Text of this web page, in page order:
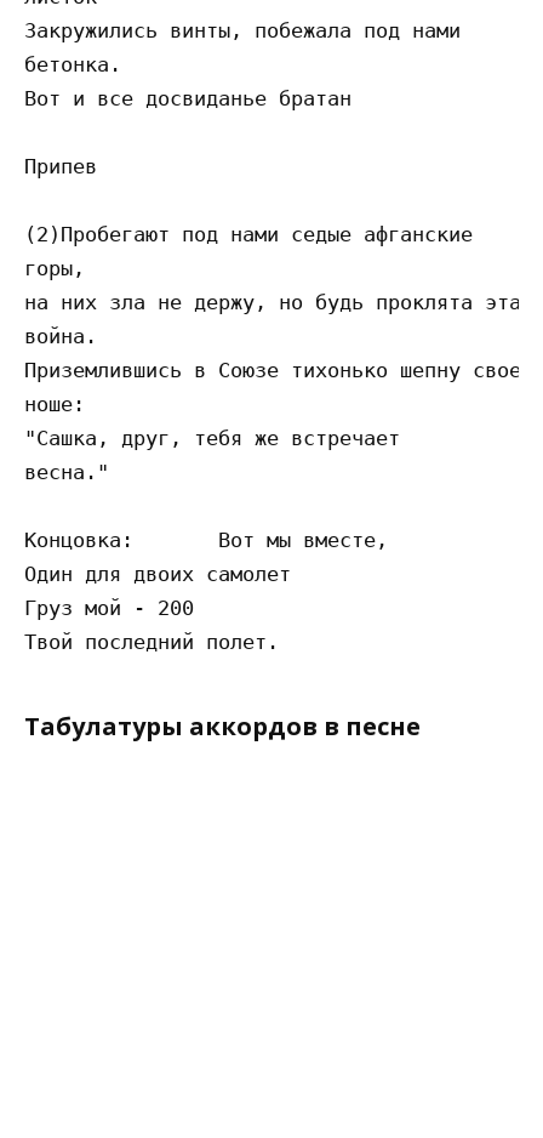
Закружились винты, побежала под нами
бетонка.
Вот и все досвиданье братан
Припев
(2)Пробегают под нами седые афганские
горы,
на них зла не держу, но будь проклята эта
война.
Приземлившись в Союзе тихонько шепну своей
ноше:
"Сашка, друг, тебя же встречает
весна."
Концовка:	Вот мы вместе,
Один для двоих самолет
Груз мой - 200
Табулатуры аккордов в песне